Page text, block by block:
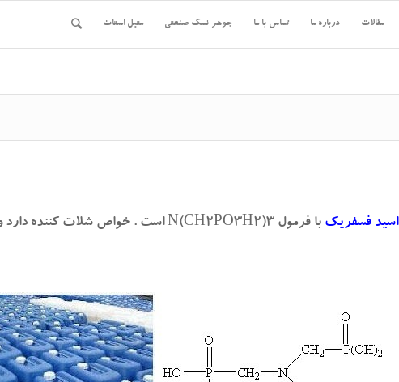
مقالات درباره ما تماس با ما جوهر نمک صنعتی متیل استات
اسید فسفریک